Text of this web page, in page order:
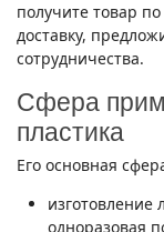
получите товар
доставку,
сотрудничества.
Сфера
пластика
Его основная
изготовление
одноразовая